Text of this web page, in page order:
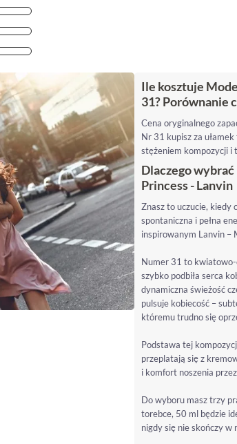
Ile kosztuje
31? Porównanie
Cena oryginalnego
Nr 31 kupisz za
stężeniem kompozycji i
Dlaczego
Princess - Lanvin
Znasz to uczucie, kiedy
spontaniczna i pełna
inspirowanym Lanvin –
Numer 31 to
szybko podbiła serca
dynamiczna świeżość
pulsuje kobiecość –
któremu trudno się
Podstawa tej
przeplatają się z
i komfort noszenia przez
Do wyboru masz trzy
torebce, 50 ml będzie
nigdy się nie skończy w